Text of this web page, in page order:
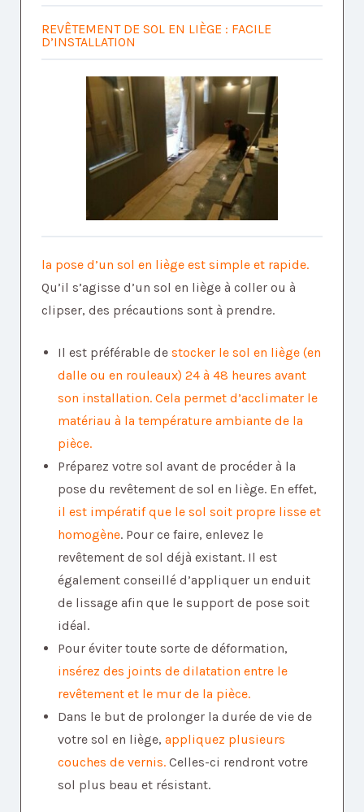
REVÊTEMENT DE SOL EN LIÈGE : FACILE
D’INSTALLATION
la pose d’un sol en liège est simple et rapide.
Qu’il s’agisse d’un sol en liège à coller ou à
clipser, des précautions sont à prendre.
Il est préférable de stocker le sol en liège (en
dalle ou en rouleaux) 24 à 48 heures avant
son installation. Cela permet d’acclimater le
matériau à la température ambiante de la
pièce.
Préparez votre sol avant de procéder à la
pose du revêtement de sol en liège. En effet,
il est impératif que le sol soit propre lisse et
homogène. Pour ce faire, enlevez le
revêtement de sol déjà existant. Il est
également conseillé d’appliquer un enduit
de lissage afin que le support de pose soit
idéal.
Pour éviter toute sorte de déformation,
insérez des joints de dilatation entre le
revêtement et le mur de la pièce.
Dans le but de prolonger la durée de vie de
votre sol en liège, appliquez plusieurs
couches de vernis. Celles-ci rendront votre
sol plus beau et résistant.